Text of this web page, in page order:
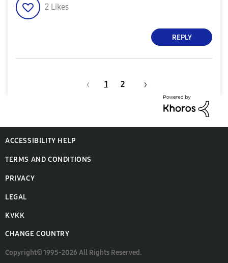
2 Likes
REPLY
1 2
ACCESSIBILITY HELP
TERMS AND CONDITIONS
PRIVACY
LEGAL
KVKK
CHANGE COUNTRY
Copyright© 1995-2026 All Rights Reserved.